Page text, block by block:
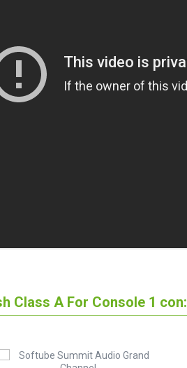
Class A For Console 1 con: